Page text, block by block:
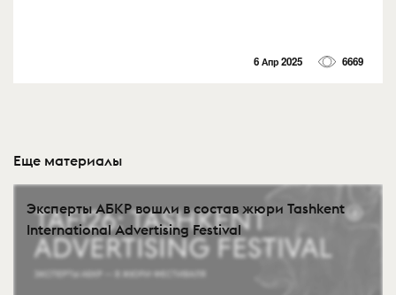
6 Апр 2025 6669
Еще материалы
Эксперты АБКР вошли в состав жюри Tashkent
International Advertising Festival